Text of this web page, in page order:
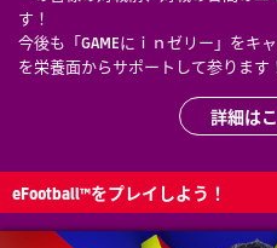
す！
今後も「GAMEにｉｎゼリー」をキ
を栄養面からサポートして参ります
詳細は
eFootball™をプレイしよう！